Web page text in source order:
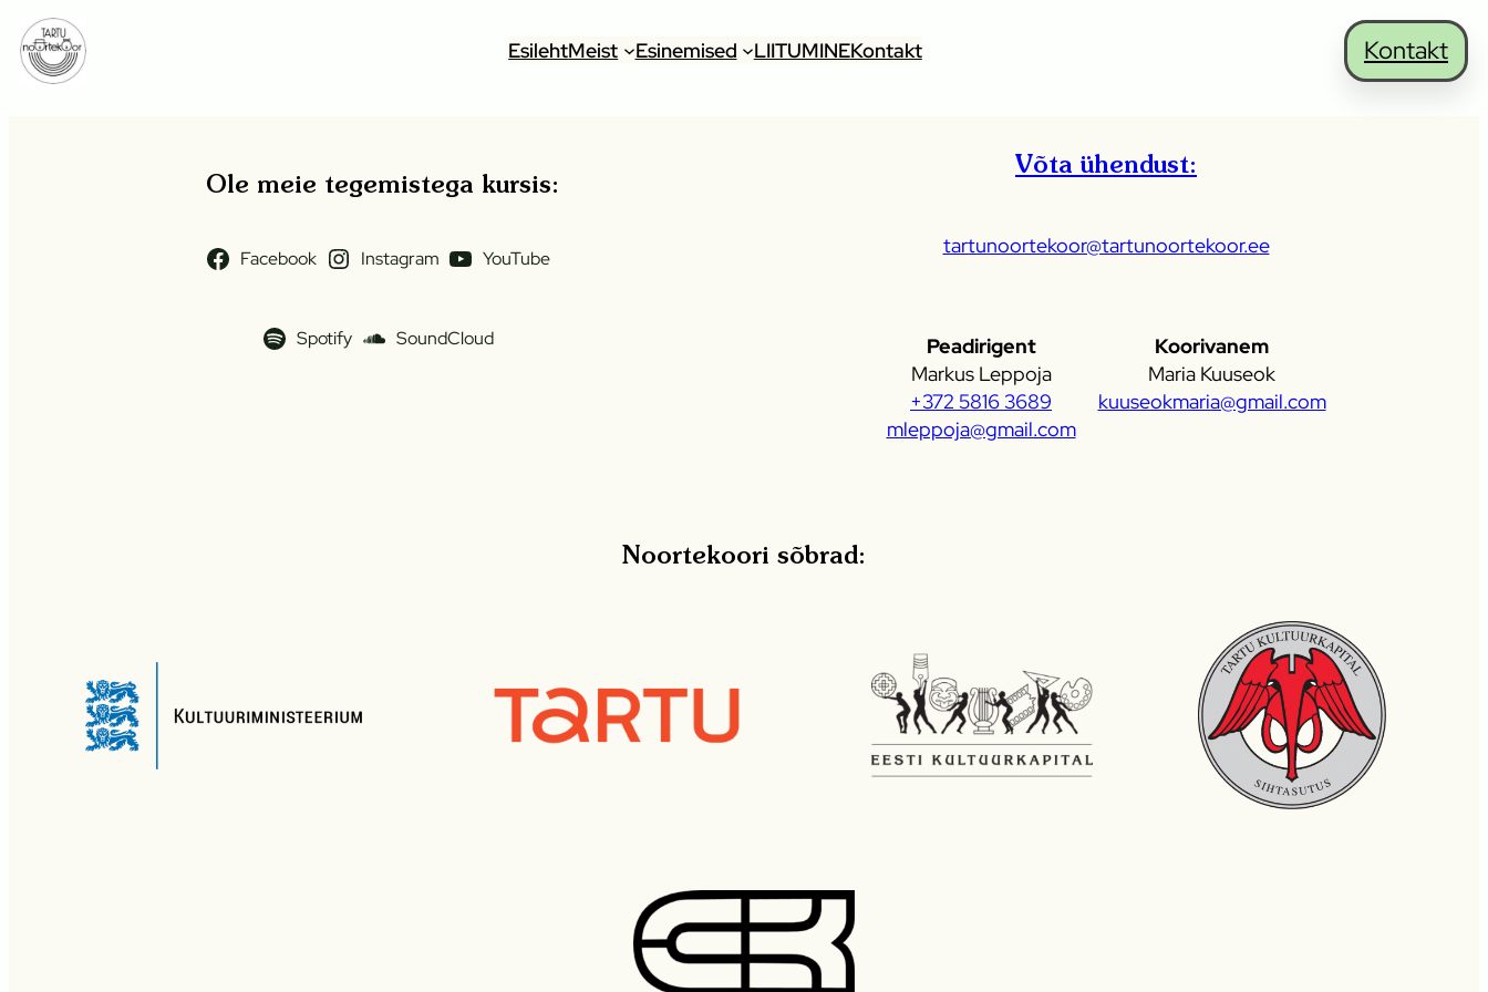
Liigu
sisu
juurde
EsilehtMeist Esinemised LIITUMINEKontakt Kontakt
Ole meie tegemistega kursis:
Facebook Instagram YouTube
Spotify SoundCloud
Võta ühendust:
tartunoortekoor@tartunoortekoor.ee
Peadirigent
Markus Leppoja
+372 5816 3689
mleppoja@gmail.com
Koorivanem
Maria Kuuseok
kuuseokmaria@gmail.com
Noortekoori sõbrad: